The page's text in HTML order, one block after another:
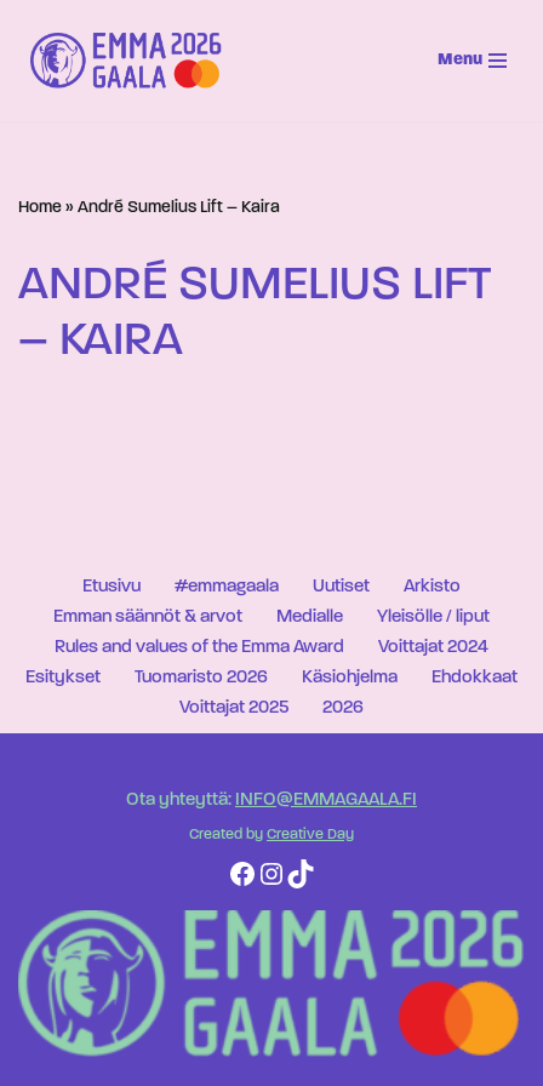
Siirry
suoraan
Menu
Home » André Sumelius Lift – Kaira
ANDRÉ SUMELIUS LIFT
– KAIRA
Etusivu #emmagaala Uutiset
Arkisto
Emman säännöt & arvot
Medialle
Yleisölle / liput
Rules and values of the Emma Award
Voittajat 2024
Esitykset
Tuomaristo 2026 Käsiohjelma
Ehdokkaat
Voittajat 2025
2026
Ota yhteyttä: INFO@EMMAGAALA.FI
Created by Creative Day